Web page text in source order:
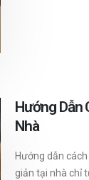
Hướng Dẫn
Nhà
Hướng dẫn
giản tại nhà chỉ